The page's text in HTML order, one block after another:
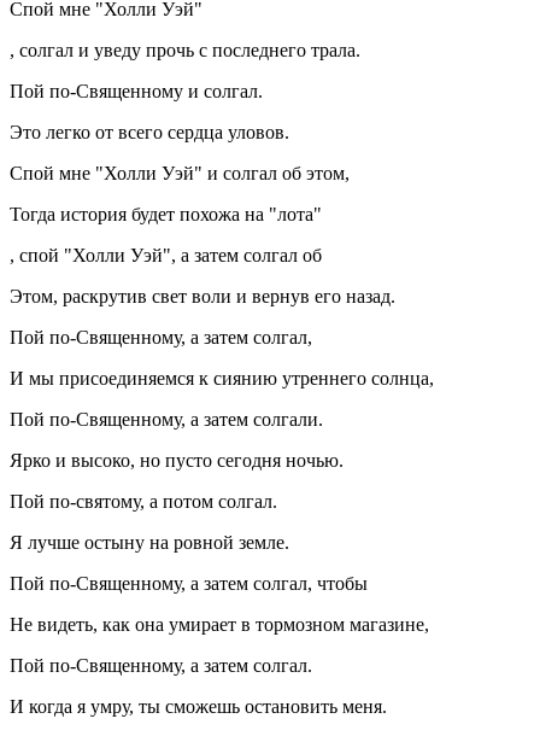
Спой мне "Холли Уэй"
, солгал и уведу прочь с последнего трала.
Пой по-Священному и солгал.
Это легко от всего сердца уловов.
Спой мне "Холли Уэй" и солгал об этом,
Тогда история будет похожа на "лота"
, спой "Холли Уэй", а затем солгал об
Этом, раскрутив свет воли и вернув его назад.
Пой по-Священному, а затем солгал,
И мы присоединяемся к сиянию утреннего солнца,
Пой по-Священному, а затем солгали.
Ярко и высоко, но пусто сегодня ночью.
Пой по-святому, а потом солгал.
Я лучше остыну на ровной земле.
Пой по-Священному, а затем солгал, чтобы
Не видеть, как она умирает в тормозном магазине,
Пой по-Священному, а затем солгал.
И когда я умру, ты сможешь остановить меня.